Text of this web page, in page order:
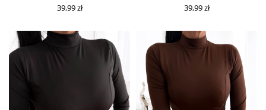
39,99 zł 39,99 zł